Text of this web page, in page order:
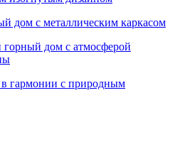
дом с металлическим каркасом
дом с атмосферой
в гармонии с природным